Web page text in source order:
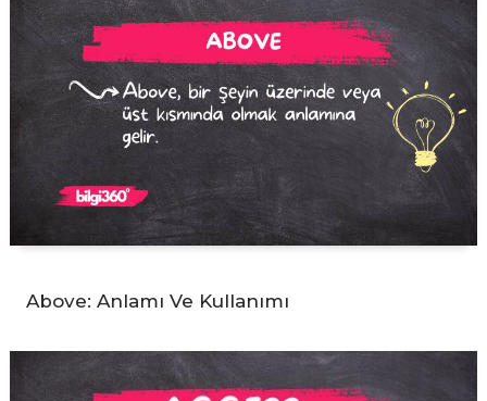
Above: Anlamı Ve Kullanımı